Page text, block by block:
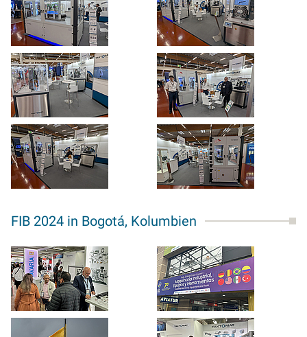
FIB 2024 in Bogotá, Kolumbien